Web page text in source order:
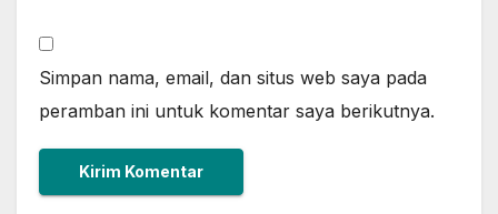
Simpan nama, email, dan situs web saya pada
peramban ini untuk komentar saya berikutnya.